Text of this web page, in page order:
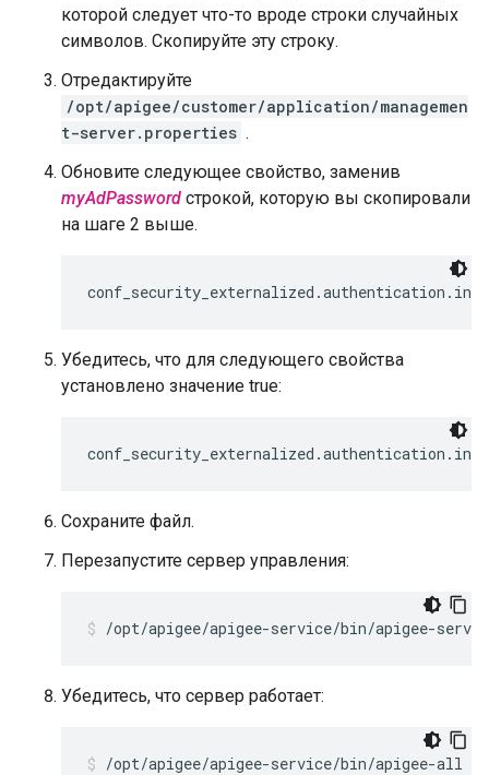
которой следует что-то вроде строки случайных
символов. Скопируйте эту строку.
Отредактируйте
/opt/apigee/customer/application/managemen
t-server.properties .
Обновите следующее свойство, заменив
myAdPassword строкой, которую вы скопировали
на шаге 2 выше.
Убедитесь, что для следующего свойства
установлено значение true:
Сохраните файл.
Перезапустите сервер управления:
/opt/apigee/apigee-service/bin/apigee-
Убедитесь, что сервер работает:
/opt/apigee/apigee-service/bin/apigee-all